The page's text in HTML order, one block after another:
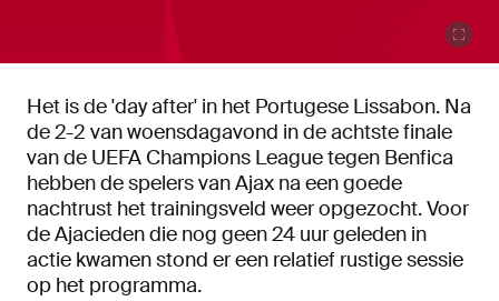
Het is de 'day after' in het Portugese Lissabon. Na
de 2-2 van woensdagavond in de achtste finale
van de UEFA Champions League tegen Benfica
hebben de spelers van Ajax na een goede
nachtrust het trainingsveld weer opgezocht. Voor
de Ajacieden die nog geen 24 uur geleden in
actie kwamen stond er een relatief rustige sessie
op het programma.